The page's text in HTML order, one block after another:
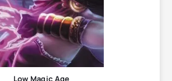
Low Magic Age